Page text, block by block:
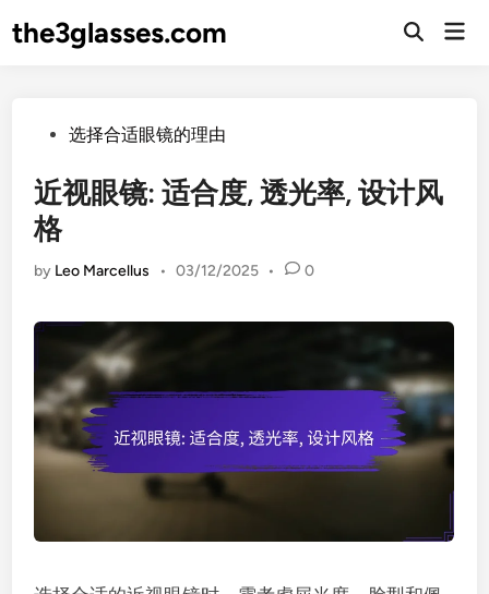
tothe3glasses.com
Open
Posted选择合适眼镜的理由
近视眼镜: 适合度, 透光率, 设计风
格
by Leo Marcellus • 03/12/2025 • 0